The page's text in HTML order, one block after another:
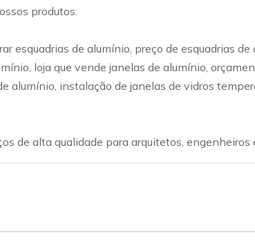
produtos.
esquadrias de alumínio, preço de esquadrias
loja que vende janelas de alumínio,
alumínio, instalação de janelas de vidros
de alta qualidade para arquitetos, engenheiros